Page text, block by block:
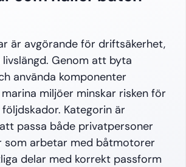
är avgörande för driftsäkerhet,
Genom att byta
använda komponenter
miljöer minskar risken för
Kategorin är
passa både privatpersoner
som arbetar med båtmotorer
delar med korrekt passform